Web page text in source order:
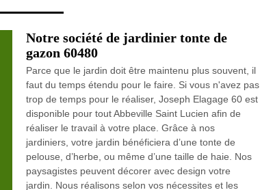
Notre société de jardinier tonte de
gazon 60480
Parce que le jardin doit être maintenu plus souvent, il
faut du temps étendu pour le faire. Si vous n'avez pas
trop de temps pour le réaliser, Joseph Elagage 60 est
disponible pour tout Abbeville Saint Lucien afin de
réaliser le travail à votre place. Grâce à nos
jardiniers, votre jardin bénéficiera d’une tonte de
pelouse, d’herbe, ou même d’une taille de haie. Nos
paysagistes peuvent décorer avec design votre
jardin. Nous réalisons selon vos nécessites et les